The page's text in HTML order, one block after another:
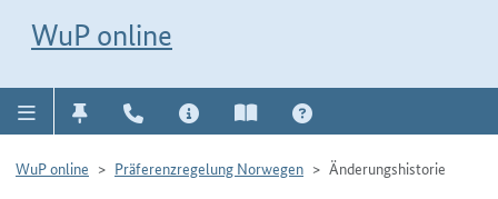
WuP online
WuP online Präferenzregelung Norwegen Änderungshistorie